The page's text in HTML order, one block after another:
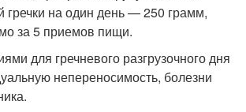
гречки на один день — 250 грамм,
за 5 приемов пищи.
для гречневого разгрузочного дня
непереносимость, болезни